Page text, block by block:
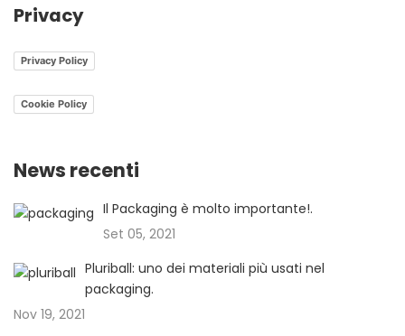
Privacy
Privacy Policy
Cookie Policy
News recenti
Il Packaging è molto importante!.
Set 05, 2021
Pluriball: uno dei materiali più usati nel
packaging.
Nov 19, 2021